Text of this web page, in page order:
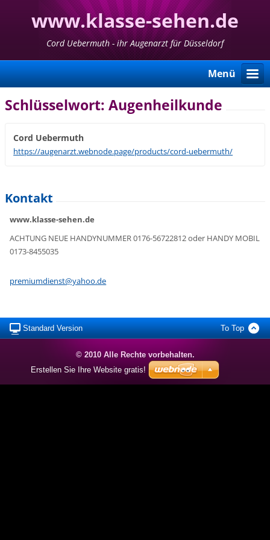
www.klasse-sehen.de
Cord Uebermuth - ihr Augenarzt für Düsseldorf
Menü
Schlüsselwort: Augenheilkunde
Cord Uebermuth
https://augenarzt.webnode.page/products/cord-uebermuth/
Kontakt
www.klasse-sehen.de
ACHTUNG NEUE HANDYNUMMER 0176-56722812 oder HANDY MOBIL
0173-8455035
premiumdienst@yahoo.de
Standard Version To Top
© 2010 Alle Rechte vorbehalten.
Erstellen Sie Ihre Website gratis!